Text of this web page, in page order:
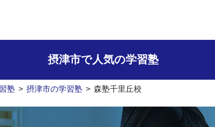
摂津市で人気の学習塾
塾 > 摂津市の学習塾 > 森塾千里丘校